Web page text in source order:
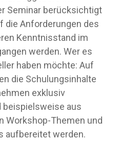
Seminar berücksichtigt
die Anforderungen des
Kenntnisstand im
werden. Wer es
haben möchte: Auf
die Schulungsinhalte
exklusiv
beispielsweise aus
Workshop-Themen und
aufbereitet werden.